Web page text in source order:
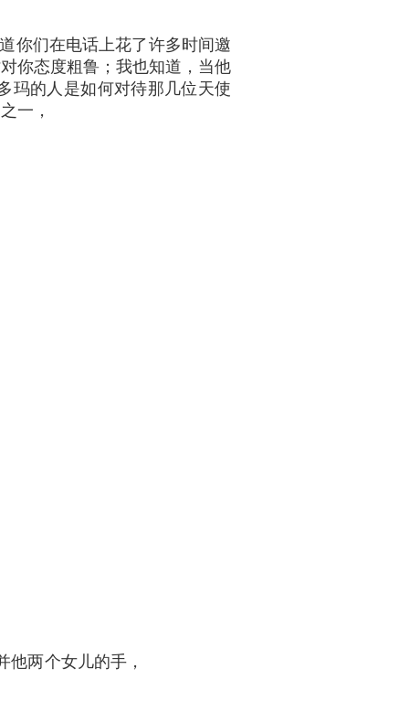
你们在电话上花了许多时间邀
你态度粗鲁；我也知道，当他
玛的人是如何对待那几位天使
一，
两个女儿的手，